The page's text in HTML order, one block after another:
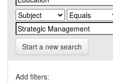
Start a new search
Add filters: